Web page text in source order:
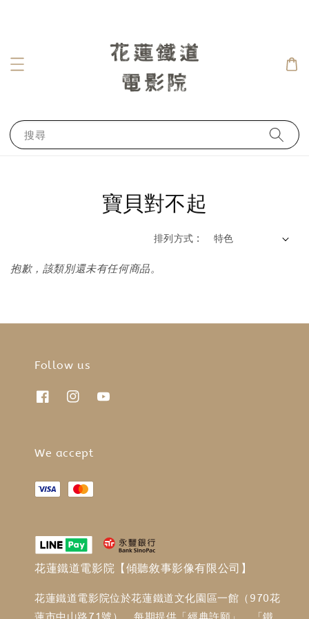
搜尋
寶貝對不起
排列方式 :
抱歉，該類別還未有任何商品。
Follow us
We accept
花蓮鐵道電影院【傾聽敘事影像有限公司】
花蓮鐵道電影院位於花蓮鐵道文化園區一館（970花